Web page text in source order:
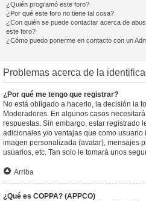
¿Quién programó este foro?
¿Por qué este foro no tiene tal cosa?
¿Con quién se puede contactar acerca de
este foro?
¿Cómo puedo ponerme en contacto con un
Problemas acerca de la
¿Por qué me tengo que registrar?
No está obligado a hacerlo, la decisión la
Moderadores. En algunos casos
respuestas. Sin embargo, estar registrado
adicionales y/o ventajas que como
imagen personalizada (avatar), mensajes
usuarios, etc. Tan solo le tomará unos
Arriba
¿Qué es COPPA? (APPCO)